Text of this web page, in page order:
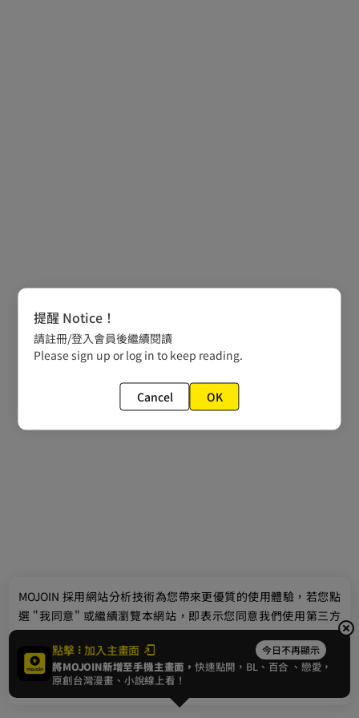
聯絡我們
© 2024 gamania Digital Entertainment Co., Ltd.
點擊 加入主畫面 今日不再顯示
將MOJOIN新增至手機主畫面，快速點開，BL、 百合 、戀愛，
原創台灣漫畫、小說線上看！
MOJOIN 採用網站分析技術為您帶來更優質的使用體驗，若您點
選 "我同意" 或繼續瀏覽本網站，即表示您同意我們使用第三方
Cookie，欲瞭解更多資訊請見隱私權政策。
我同意
提醒 Notice！
請註冊/登入會員後繼續閱讀
Please sign up or log in to keep reading.
Cancel OK